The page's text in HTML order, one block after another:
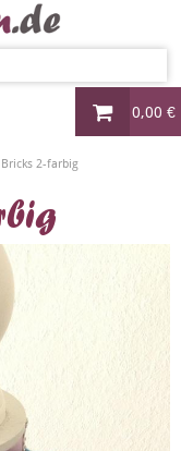
0,00 €
Bricks 2-farbig